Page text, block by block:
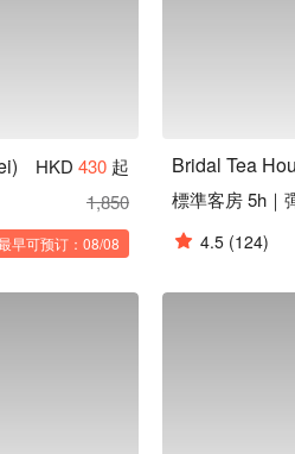
HKD 430 起
1,850
早可预订：08/08
Bridal Tea
標準客房 5h｜
4.5 (124)